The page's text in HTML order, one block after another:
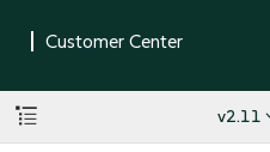
v2.11